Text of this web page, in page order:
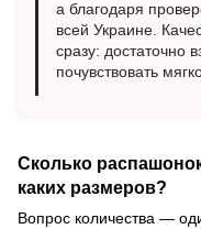
а благодаря
всей Украине.
сразу: достаточно
почувствовать
Сколько
каких размеров?
Вопрос количества —